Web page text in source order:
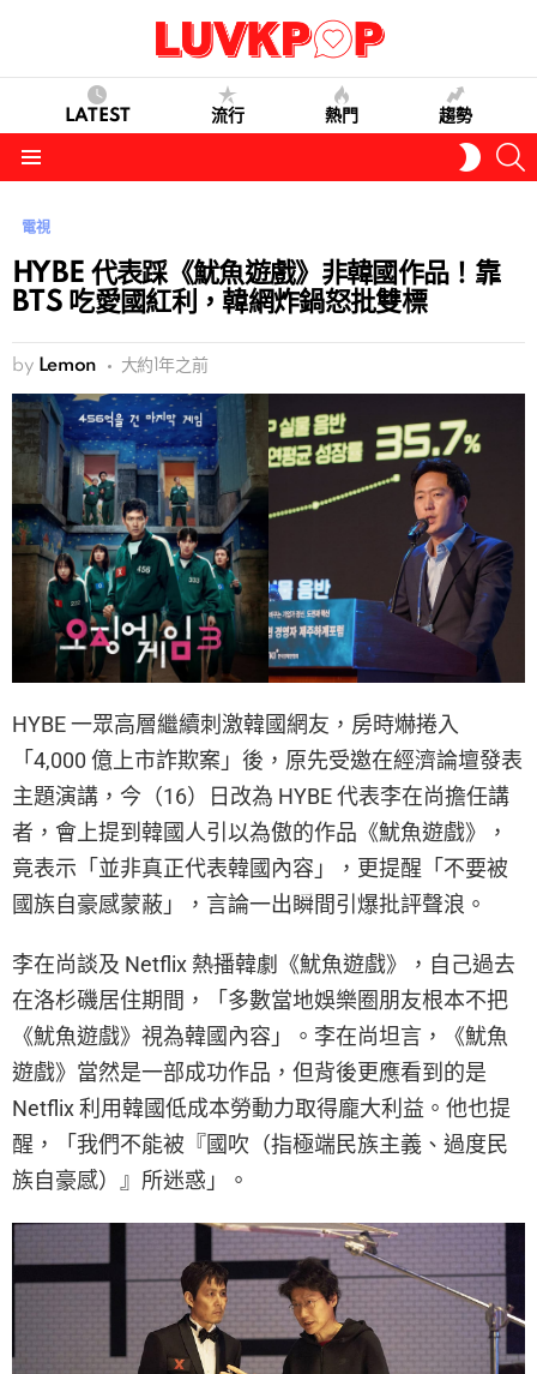
LATEST 流行 熱門 趨勢
SKIN
電視
HYBE 代表踩《魷魚遊戲》非韓國作品！靠
BTS 吃愛國紅利，韓網炸鍋怒批雙標
by Lemon 大約1年之前
HYBE 一眾高層繼續刺激韓國網友，房時爀捲入
「4,000 億上市詐欺案」後，原先受邀在經濟論壇發表
主題演講，今（16）日改為 HYBE 代表李在尚擔任講
者，會上提到韓國人引以為傲的作品《魷魚遊戲》，
竟表示「並非真正代表韓國內容」，更提醒「不要被
國族自豪感蒙蔽」，言論一出瞬間引爆批評聲浪。
李在尚談及 Netflix 熱播韓劇《魷魚遊戲》，自己過去
在洛杉磯居住期間，「多數當地娛樂圈朋友根本不把
《魷魚遊戲》視為韓國內容」。李在尚坦言，《魷魚
遊戲》當然是一部成功作品，但背後更應看到的是
Netflix 利用韓國低成本勞動力取得龐大利益。他也提
醒，「我們不能被『國吹（指極端民族主義、過度民
族自豪感）』所迷惑」。